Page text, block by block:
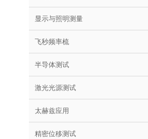
显示与照明测量
飞秒频率梳
半导体测试
激光光源测试
太赫兹应用
精密位移测试